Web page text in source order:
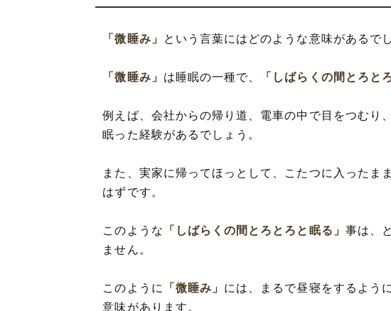
「微睡み」 という言葉にはどのような意味があるで
「微睡み」 は睡眠の一種で、 「しばらくの間とろと
例えば、会社からの帰り道、電車の中で目をつむり
眠った経験があるでしょう。
また、実家に帰ってほっとして、こたつに入ったま
はずです。
このような 「しばらくの間とろとろと眠る」 事は、
ません。
このように 「微睡み」 には、まるで昼寝をするように
意味があります。